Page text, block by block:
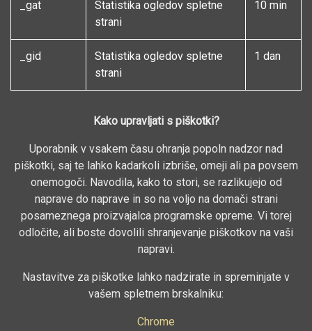
_gat
Statistika ogledov spletne
strani
10 min
_gid
Statistika ogledov spletne
strani
1 dan
Kako upravljati s piškotki?
Uporabnik v vsakem času ohranja popoln nadzor nad
piškotki, saj te lahko kadarkoli izbriše, omeji ali pa povsem
onemogoči. Navodila, kako to stori, se razlikujejo od
naprave do naprave in so na voljo na domači strani
posameznega proizvajalca programske opreme. Vi torej
odločite, ali boste dovolili shranjevanje piškotkov na vaši
napravi.
Nastavitve za piškotke lahko nadzirate in spreminjate v
vašem spletnem brskalniku:
Chrome